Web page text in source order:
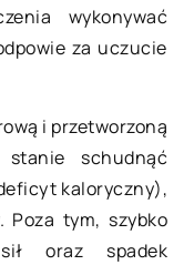
wykonywać
za uczucie
i przetworzoną
schudnąć
kaloryczny),
Poza tym, szybko
oraz spadek